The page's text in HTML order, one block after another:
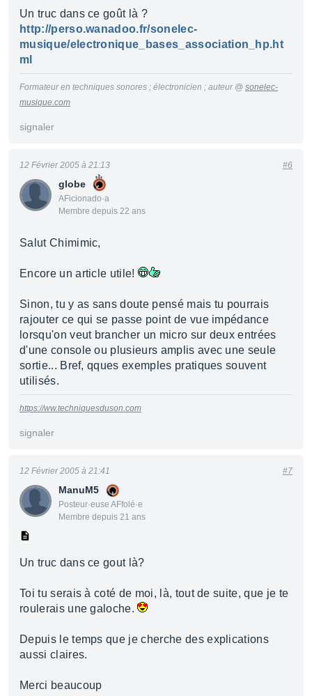
Un truc dans ce goût là ?
http://perso.wanadoo.fr/sonelec-
musique/electronique_bases_association_hp.ht
ml
Formateur en techniques sonores ; électronicien ; auteur @ sonelec-
musique.com
signaler
globe
AFicionado·a
Membre depuis 22 ans
12 Février 2005 à 21:13 #6
Salut Chimimic,
Encore un article utile!
Sinon, tu y as sans doute pensé mais tu pourrais
rajouter ce qui se passe point de vue impédance
lorsqu'on veut brancher un micro sur deux entrées
d'une console ou plusieurs amplis avec une seule
sortie... Bref, qques exemples pratiques souvent
utilisés.
https://ww.techniquesduson.com
signaler
ManuM5
Posteur·euse AFfolé·e
Membre depuis 21 ans
12 Février 2005 à 21:41 #7
Un truc dans ce gout là?
Toi tu serais à coté de moi, là, tout de suite, que je te
roulerais une galoche.
Depuis le temps que je cherche des explications
aussi claires.
Merci beaucoup